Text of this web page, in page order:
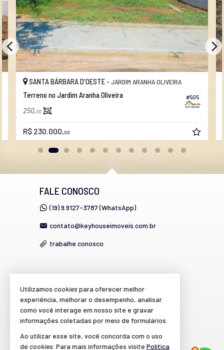
#505
SANTA BÁRBARA D'OESTE -JARDIM ARANHA OLIVEIRA
Terreno no Jardim Aranha Oliveira
250,00
R$ 230.000,00
FALE CONOSCO
(19) 9.9127-3787 (WhatsApp)
contato@keyhouseimoveis.com.br
trabalhe conosco
cadastre seu imóvel
imóveis favoritos
mapa de imóveis
2
Utilizamos cookiespara oferecer melhor
experiência, melhorar o desempenho, analisar
como você interage em nosso site e gravar
informações coletadas por meio de formulários.
Ao utilizar esse site, você concorda com o uso
de cookies . Para mais informações visite Política